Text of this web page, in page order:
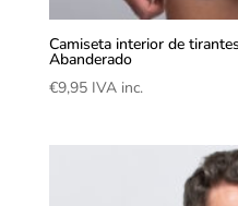
Camiseta interior de
Abanderado
€9,95 IVA inc.